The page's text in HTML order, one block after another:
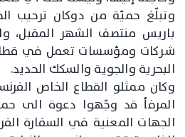
وتبلّغ حميّة من دوكان ترحيب
باريس منتصف الشهر المقبل،
شركات ومؤسسات تعمل في
البحرية والجوية والسكك الحديد.
وكان ممثلو القطاع الخاص
المرفأ قد وجّهوا دعوة الى
الجهات المعنية في السفارة